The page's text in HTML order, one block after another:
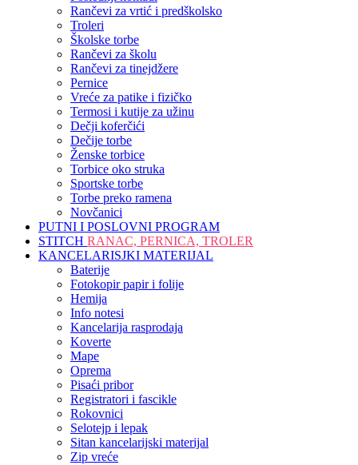
Rančevi za vrtić i predškolsko
Troleri
Školske torbe
Rančevi za školu
Rančevi za tinejdžere
Pernice
Vreće za patike i fizičko
Termosi i kutije za užinu
Dečji koferčići
Dečije torbe
Ženske torbice
Torbice oko struka
Sportske torbe
Torbe preko ramena
Novčanici
PUTNI I POSLOVNI PROGRAM
STITCH RANAC, PERNICA, TROLER
KANCELARISJKI MATERIJAL
Baterije
Fotokopir papir i folije
Hemija
Info notesi
Kancelarija rasprodaja
Koverte
Mape
Oprema
Pisaći pribor
Registratori i fascikle
Rokovnici
Selotejp i lepak
Sitan kancelarijski materijal
Zip vreće